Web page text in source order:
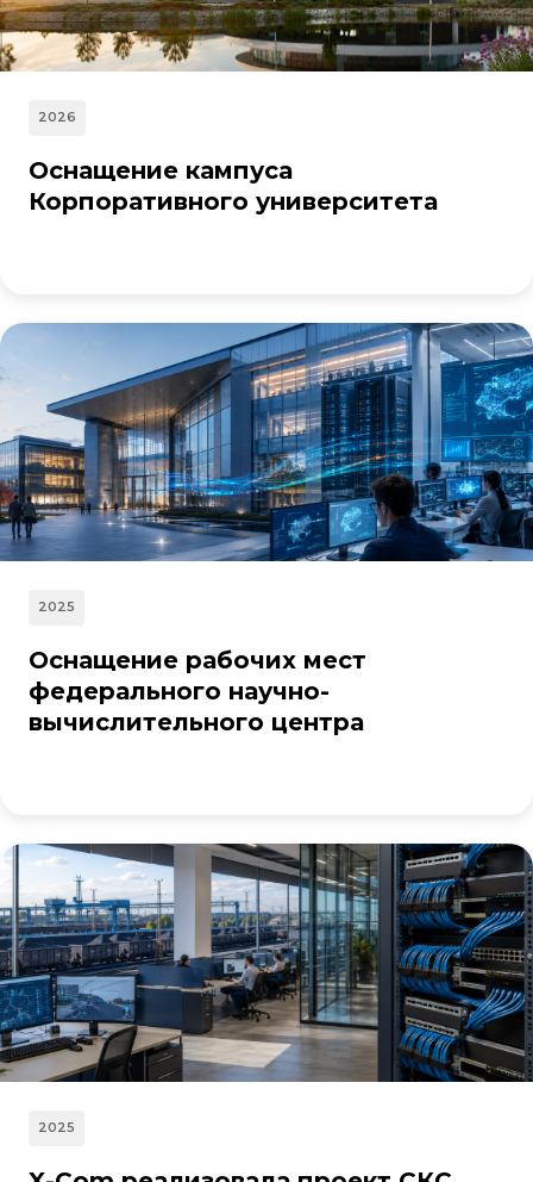
2026
Оснащение кампуса
Корпоративного университета
2025
Оснащение рабочих мест
федерального научно-
вычислительного центра
2025